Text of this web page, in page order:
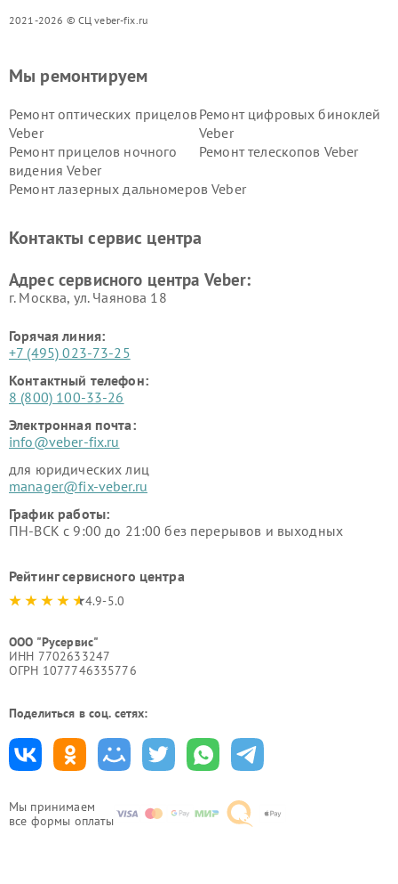
2021-2026 © СЦ veber-fix.ru
Мы принимаем
все формы оплаты
Мы ремонтируем
Ремонт оптических прицелов
Veber
Ремонт цифровых биноклей
Veber
Ремонт прицелов ночного
видения Veber
Ремонт телескопов Veber
Ремонт лазерных дальномеров Veber
Контакты сервис центра
Адрес сервисного центра Veber:
г. Москва, ул. Чаянова 18
Горячая линия:
+7 (495) 023-73-25
Контактный телефон:
8 (800) 100-33-26
Электронная почта:
info@veber-fix.ru
для юридических лиц
manager@fix-veber.ru
График работы:
ПН-ВСК с 9:00 до 21:00 без перерывов и выходных
Рейтинг сервисного центра
4.9-5.0
ООО "Русервис"
ИНН 7702633247
ОГРН 1077746335776
Поделиться в соц. сетях: